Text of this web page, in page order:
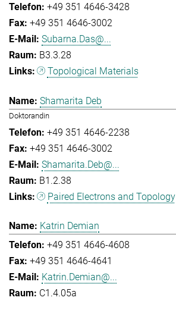
+49 351 4646-3428
+49 351 4646-3002
Subarna.Das@...
B3.3.28
Topological Materials
Shamarita Deb
Doktorandin
+49 351 4646-2238
+49 351 4646-3002
Shamarita.Deb@...
B1.2.38
Paired Electrons and Topology
Katrin Demian
+49 351 4646-4608
+49 351 4646-4641
Katrin.Demian@...
C1.4.05a